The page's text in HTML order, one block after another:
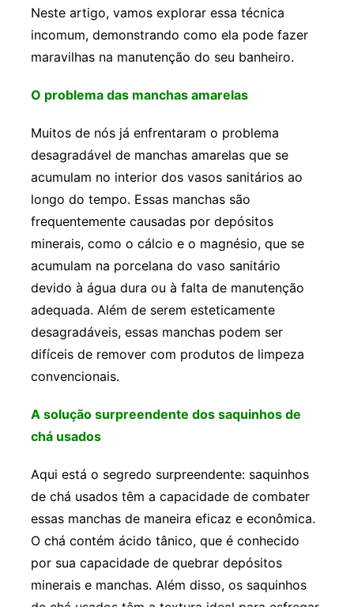
Neste artigo, vamos explorar essa técnica
incomum, demonstrando como ela pode fazer
maravilhas na manutenção do seu banheiro.
O problema das manchas amarelas
Muitos de nós já enfrentaram o problema
desagradável de manchas amarelas que se
acumulam no interior dos vasos sanitários ao
longo do tempo. Essas manchas são
frequentemente causadas por depósitos
minerais, como o cálcio e o magnésio, que se
acumulam na porcelana do vaso sanitário
devido à água dura ou à falta de manutenção
adequada. Além de serem esteticamente
desagradáveis, essas manchas podem ser
difíceis de remover com produtos de limpeza
convencionais.
A solução surpreendente dos saquinhos de
chá usados
Aqui está o segredo surpreendente: saquinhos
de chá usados têm a capacidade de combater
essas manchas de maneira eficaz e econômica.
O chá contém ácido tânico, que é conhecido
por sua capacidade de quebrar depósitos
minerais e manchas. Além disso, os saquinhos